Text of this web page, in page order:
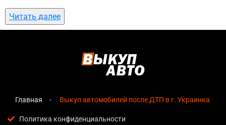
ожидание. С нами вы можете
г. Украинкавсего за 1 день.
автомобилей после ДТП в г. Украинка
озвучивается сразу после обращения, без скрытых
Прозрачные условия— все этапы сделки полностью
Читать далее
Главная Выкуп автомобилей после ДТП в г. Украинка
Политика конфиденциальности